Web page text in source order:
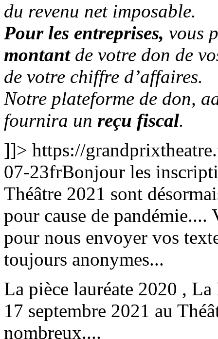
du revenu net imposable.
Pour les entreprises, vous
montant de votre don de
de votre chiffre d’affaires.
Notre plateforme de don,
fournira un reçu fiscal.
]]> https://
07-23frBonjour les
Théâtre 2021 sont
pour cause de pandémie....
pour nous envoyer vos
toujours anonymes...
La pièce lauréate 2020 ,
17 septembre 2021 au
nombreux....